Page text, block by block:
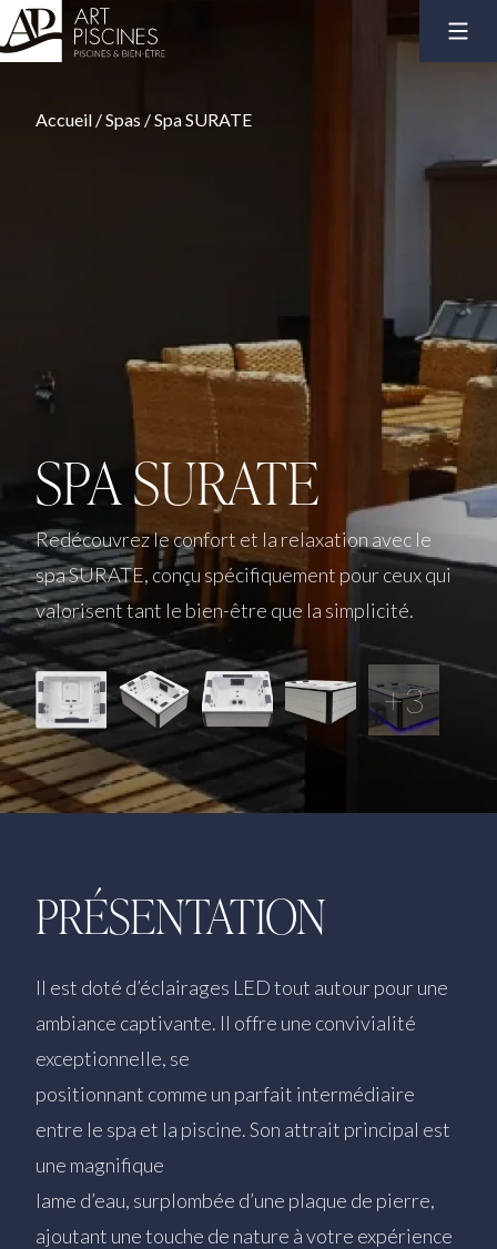
Accueil /Spas/Spa SURATE
SPA SURATE
Redécouvrez le confort et la relaxation avec le
spa SURATE, conçu spécifiquement pour ceux qui
valorisent tant le bien-être que la simplicité.
+3
PRÉSENTATION
Il est doté d’éclairages LED tout autour pour une
ambiance captivante. Il offre une convivialité
exceptionnelle, se
positionnant comme un parfait intermédiaire
entre le spa et la piscine. Son attrait principal est
une magnifique
lame d’eau, surplombée d’une plaque de pierre,
ajoutant une touche de nature à votre expérience